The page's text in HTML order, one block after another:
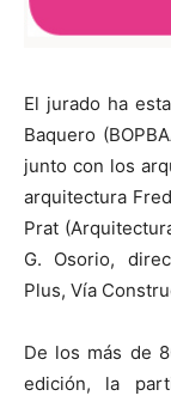
El jurado ha
Baquero
junto con los
arquitectura
Prat
G. Osorio,
Plus, Vía
De los más de
edición, la